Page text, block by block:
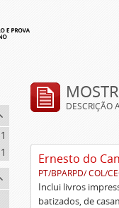
1
1
DESCRIÇÃO
Ernesto do
PT/BPARPD/ COL/
Inclui livros
batizados, de